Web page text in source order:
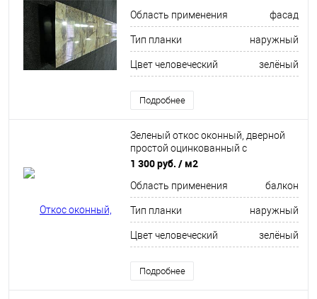
Область применения фасад
Тип планки наружный
Цвет человеческий зелёный
Подробнее
Зеленый откос оконный, дверной
простой оцинкованный c
порошковым покрытием 0,55мм
1 300 руб. / м2
Область применения балкон
Тип планки наружный
Цвет человеческий зелёный
Подробнее